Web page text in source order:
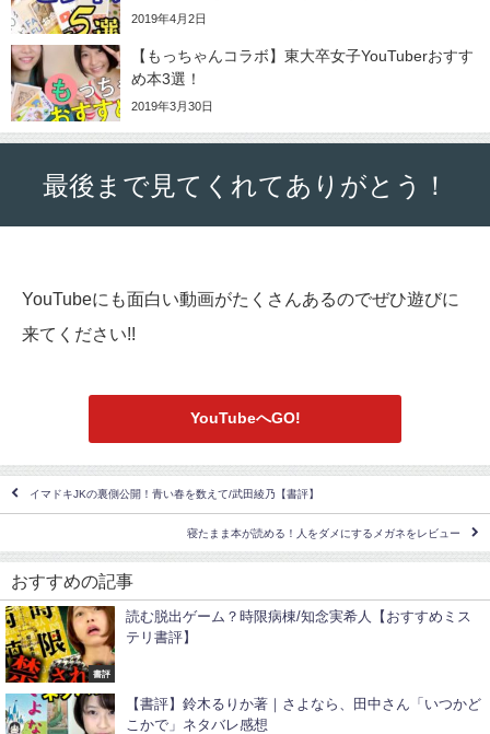
2019年4月2日
【もっちゃんコラボ】東大卒女子YouTuberおすす
め本3選！
2019年3月30日
最後まで見てくれてありがとう！
YouTubeにも面白い動画がたくさんあるのでぜひ遊びに
来てください!!
YouTubeへGO!
イマドキJKの裏側公開！青い春を数えて/武田綾乃【書評】
寝たまま本が読める！人をダメにするメガネをレビュー
おすすめの記事
書評
読む脱出ゲーム？時限病棟/知念実希人【おすすめミス
テリ書評】
【書評】鈴木るりか著｜さよなら、田中さん「いつかど
こかで」ネタバレ感想